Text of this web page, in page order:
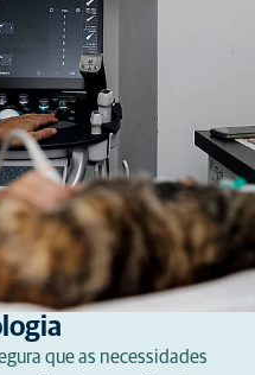
que as necessidades